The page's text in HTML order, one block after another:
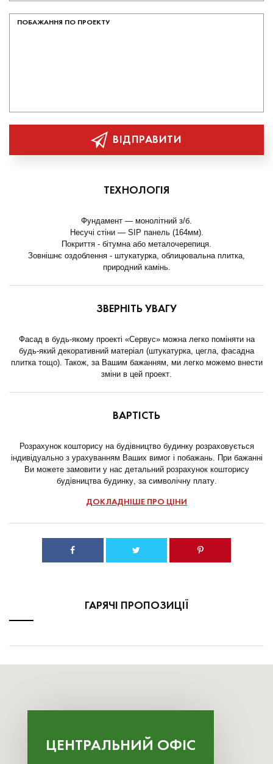
ВІДПРАВИТИ
ТЕХНОЛОГІЯ
Фундамент — монолітний з/б.
Несучі стіни — SIP панель (164мм).
Покриття - бітумна або металочерепиця.
Зовнішнє оздоблення - штукатурка, облицювальна плитка,
природний камінь.
ЗВЕРНІТЬ УВАГУ
Фасад в будь-якому проекті «Сервус» можна легко поміняти на
будь-який декоративний матеріал (штукатурка, цегла, фасадна
плитка тощо). Також, за Вашим бажанням, ми легко можемо внести
зміни в цей проект.
ВАРТІСТЬ
Розрахунок кошторису на будівництво будинку розраховується
індивідуально з урахуванням Ваших вимог і побажань. При бажанні
Ви можете замовити у нас детальний розрахунок кошторису
будівництва будинку, за символічну плату.
ДОКЛАДНІШЕ ПРО ЦІНИ
ГАРЯЧІ ПРОПОЗИЦІЇ
ЦЕНТРАЛЬНИЙ ОФІС